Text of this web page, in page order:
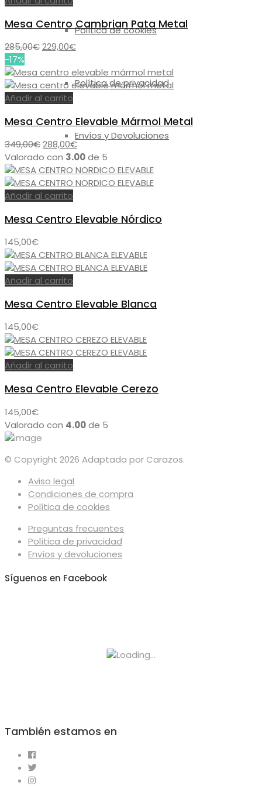
Política de cookies
Política de privacidad
Envíos y Devoluciones
Mesa Centro Cambrian Pata Metal
285,00€ El
original
era:
285,00€.
229,00€El
actual
es:
-17%
Añadir al carrito
Mesa Centro Elevable Mármol Metal
349,00€El
precio
original
era:
349,00€.
288,00€El
precio
actual
es:
Valorado con 3.00de 5
Añadir al carrito
Mesa Centro Elevable Nórdico
145,00€
Añadir al carrito
Mesa Centro Elevable Blanca
145,00€
Añadir al carrito
Mesa Centro Elevable Cerezo
145,00€
Valorado con 4.00de 5
© Copyright 2026 Adaptada por Carazos.
Aviso legal
Condiciones de compra
Política de cookies
Preguntas frecuentes
Política de privacidad
Envíos y devoluciones
Síguenos en Facebook
También estamos en